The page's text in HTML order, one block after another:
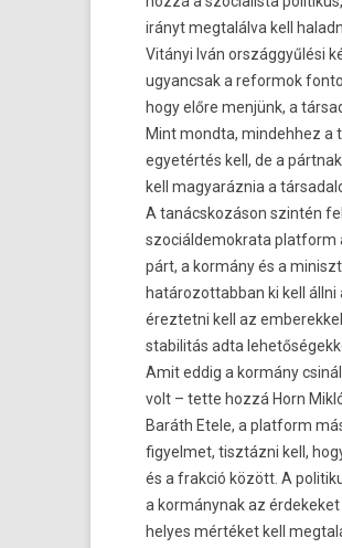
irányt megtalálva kell
Vitányi Iván országgyűlési
ugyancsak a reformok
hogy előre menjünk, a
Mint mondta, mindehhez a
egyetértés kell, de a
kell magyaráznia a
A tanácskozáson szintén
szociáldemokrata platform
párt, a kormány és a
határozottabban ki kell
éreztetni kell az
stabilitás adta
Amit eddig a kormány
volt – tette hozzá Horn
Baráth Etele, a platform
figyelmet, tisztázni kell,
és a frakció között. A
a kormánynak az
helyes mértéket kell